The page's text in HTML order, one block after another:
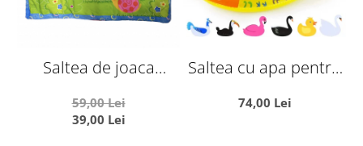
Saltea de joaca
Curcubeu si insecte
vesele, 92 x 60 cm
59,00 Lei
39,00 Lei
Saltea cu apa pentru
Ratusca vesela
74,00 Lei